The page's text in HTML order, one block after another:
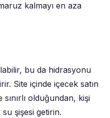
kalmayı en aza
bu da hidrasyonu
Site içinde içecek satın
olduğundan, kişi
şişesi getirin.